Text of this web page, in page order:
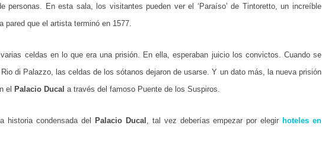
personas. En esta sala, los visitantes pueden ver el ‘Paraíso’ de Tintoretto, un increíble
pared que el artista terminó en 1577.
celdas en lo que era una prisión. En ella, esperaban juicio los convictos. Cuando se
di Palazzo, las celdas de los sótanos dejaron de usarse. Y un dato más, la nueva prisión
el Palacio Ducal a través del famoso Puente de los Suspiros.
historia condensada del Palacio Ducal , tal vez deberías empezar por elegir hoteles en